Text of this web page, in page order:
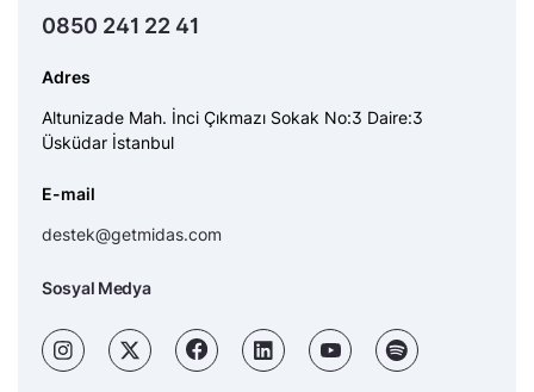
0850 241 22 41
Adres
Altunizade Mah. İnci Çıkmazı Sokak No:3 Daire:3
Üsküdar İstanbul
E-mail
destek@getmidas.com
Sosyal Medya